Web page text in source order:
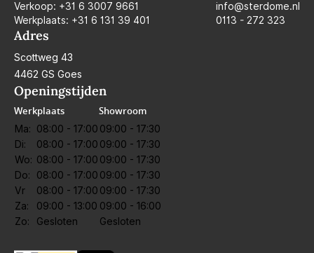
Verkoop: +31 6 3007 9661
Werkplaats: +31 6 131 39 401
info@sterdome.nl
0113 - 272 323
Adres
Scottweg 43
4462 GS Goes
Openingstijden
Werkplaats
Ma: 08:00 - 17:00
Di:
08:00 - 17:00
Wo: 08:00 - 17:00
Do:
08:00 - 17:00
Vr
08:00 - 17:00
Za:
09:00 - 13:00
Zo:
Gesloten
Showroom
09:00 - 17:30
09:00 - 17:30
09:00 - 17:30
09:00 - 17:30
09:00 - 17:30
09:00 - 16:00
Gesloten